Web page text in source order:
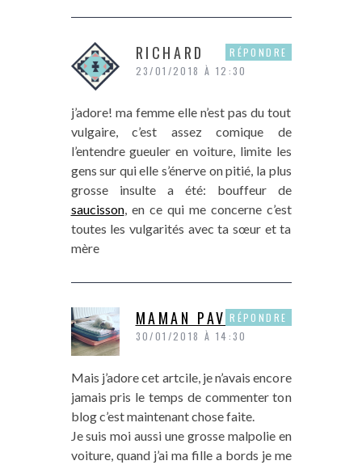
RICHARD
23/01/2018 À 12:30
j’adore! ma femme elle n’est pas du tout
vulgaire, c’est assez comique de
l’entendre gueuler en voiture, limite les
gens sur qui elle s’énerve on pitié, la plus
grosse insulte a été: bouffeur de
saucisson, en ce qui me concerne c’est
toutes les vulgarités avec ta sœur et ta
mère
RÉPONDRE
MAMAN PAVLOVA
30/01/2018 À 14:30
Mais j’adore cet artcile, je n’avais encore
jamais pris le temps de commenter ton
blog c’est maintenant chose faite.
Je suis moi aussi une grosse malpolie en
voiture, quand j’ai ma fille a bords je me
RÉPONDRE